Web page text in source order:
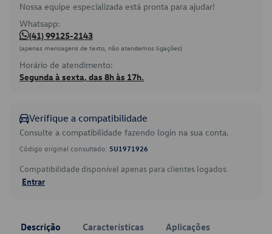
Nossa equipe especializada está pronta para ajudar!
Whatsapp:
(41) 99125-2143
(apenas mensagens de texto, não atendemos ligações)
Horário de atendimento:
Segunda à sexta, das 8h às 17h.
Verifique a compatibilidade
Consulte a compatibilidade fazendo login na sua conta.
Código original consultado: 5U1971926
Compatibilidade disponível apenas para clientes logados.
Entrar
Descrição Características Aplicações